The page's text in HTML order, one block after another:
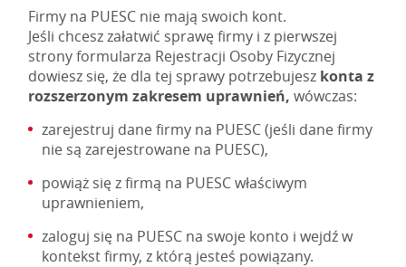
Firmy na PUESC nie mają swoich kont.
Jeśli chcesz załatwić sprawę firmy i z pierwszej
strony formularza Rejestracji Osoby Fizycznej
dowiesz się, że dla tej sprawy potrzebujesz konta z
rozszerzonym zakresem uprawnień, wówczas:
zarejestruj dane firmy na PUESC (jeśli dane firmy
nie są zarejestrowane na PUESC),
powiąż się z firmą na PUESC właściwym
uprawnieniem,
zaloguj się na PUESC na swoje konto i wejdź w
kontekst firmy, z którą jesteś powiązany.